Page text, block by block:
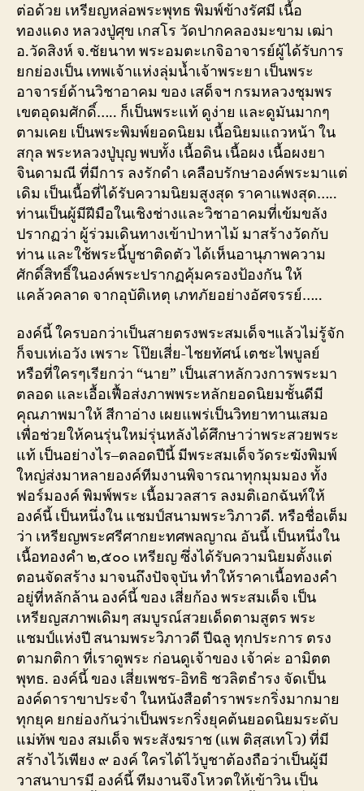
ต่อด้วย เหรียญหล่อพระพุทธ พิมพ์ข้างรัศมี เนื้อ
ทองแดง หลวงปู่ศุข เกสโร วัดปากคลองมะขาม เฒ่า
อ.วัดสิงห์ จ.ชัยนาท พระอมตะเกจิอาจารย์ผู้ได้รับการ
ยกย่องเป็น เทพเจ้าแห่งลุ่มน้ำเจ้าพระยา เป็นพระ
อาจารย์ด้านวิชาอาคม ของ เสด็จฯ กรมหลวงชุมพร
เขตอุดมศักดิ์….. ก็เป็นพระแท้ ดูง่าย และดูมันมากๆ
ตามเคย เป็นพระพิมพ์ยอดนิยม เนื้อนิยมแถวหน้า ใน
สกุล พระหลวงปู่บุญ พบทั้ง เนื้อดิน เนื้อผง เนื้อผงยา
จินดามณี ที่มีการ ลงรักดำ เคลือบรักษาองค์พระมาแต่
เดิม เป็นเนื้อที่ได้รับความนิยมสูงสุด ราคาแพงสุด…..
ท่านเป็นผู้มีฝีมือในเชิงช่างและวิชาอาคมที่เข้มขลัง
ปรากฏว่า ผู้ร่วมเดินทางเข้าป่าหาไม้ มาสร้างวัดกับ
ท่าน และใช้พระนี้บูชาติดตัว ได้เห็นอานุภาพความ
ศักดิ์สิทธิ์ในองค์พระปรากฏคุ้มครองป้องกัน ให้
แคล้วคลาด จากอุบัติเหตุ เภทภัยอย่างอัศจรรย์…..
องค์นี้ ใครบอกว่าเป็นสายตรงพระสมเด็จฯแล้วไม่รู้จัก
ก็จบเห่เอวัง เพราะ โป๊ยเสี่ย-ไชยทัศน์ เตชะไพบูลย์
หรือที่ใครๆเรียกว่า “นาย” เป็นเสาหลักวงการพระมา
ตลอด และเอื้อเฟื้อส่งภาพพระหลักยอดนิยมชั้นดีมี
คุณภาพมาให้ สีกาอ่าง เผยแพร่เป็นวิทยาทานเสมอ
เพื่อช่วยให้คนรุ่นใหม่รุ่นหลังได้ศึกษาว่าพระสวยพระ
แท้ เป็นอย่างไร–ตลอดปีนี้ มีพระสมเด็จวัดระฆังพิมพ์
ใหญ่ส่งมาหลายองค์ทีมงานพิจารณาทุกมุมมอง ทั้ง
ฟอร์มองค์ พิมพ์พระ เนื้อมวลสาร ลงมติเอกฉันท์ให้
องค์นี้ เป็นหนึ่งใน แชมป์สนามพระวิภาวดี. หรือชื่อเต็ม
ว่า เหรียญพระศรีศากยะทศพลญาณ อันนี้ เป็นหนึ่งใน
เนื้อทองคำ ๒,๕๐๐ เหรียญ ซึ่งได้รับความนิยมตั้งแต่
ตอนจัดสร้าง มาจนถึงปัจจุบัน ทำให้ราคาเนื้อทองคำ
อยู่ที่หลักล้าน องค์นี้ ของ เสี่ยก้อง พระสมเด็จ เป็น
เหรียญสภาพเดิมๆ สมบูรณ์สวยเด็ดตามสูตร พระ
แชมป์แห่งปี สนามพระวิภาวดี ปีฉลู ทุกประการ ตรง
ตามกติกา ที่เราดูพระ ก่อนดูเจ้าของ เจ้าค่ะ อามิตต
พุทธ. องค์นี้ ของ เสี่ยเพชร-อิทธิ ชวลิตธำรง จัดเป็น
องค์ดาราขาประจำ ในหนังสือตำราพระกริ่งมากมาย
ทุกยุค ยกย่องกันว่าเป็นพระกริ่งยุคต้นยอดนิยมระดับ
แม่ทัพ ของ สมเด็จ พระสังฆราช (แพ ติสฺสเทโว) ที่มี
สร้างไว้เพียง ๙ องค์ ใครได้ไว้บูชาต้องถือว่าเป็นผู้มี
วาสนาบารมี องค์นี้ ทีมงานจึงโหวตให้เข้าวิน เป็น